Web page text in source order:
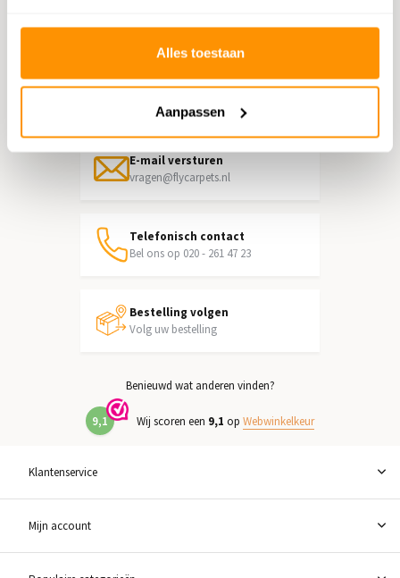
Alles toestaan
Aanpassen
Informatie over het terugsturen
Chat direct
E-mail versturen
vragen@flycarpets.nl
Telefonisch contact
Bel ons op 020 - 261 47 23
Bestelling volgen
Volg uw bestelling
Benieuwd wat anderen vinden?
9,1 Wij scoren een 9,1 op Webwinkelkeur
Klantenservice
Mijn account